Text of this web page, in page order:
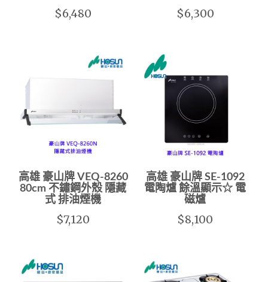
$6,480 $6,300
高雄 豪山牌 VEQ-8260
80cm 不鏽鋼外殼 隱藏
式 排油煙機
$7,120
高雄 豪山牌 SE-1092
電陶爐 餘溫顯示☆ 電
磁爐
$8,100